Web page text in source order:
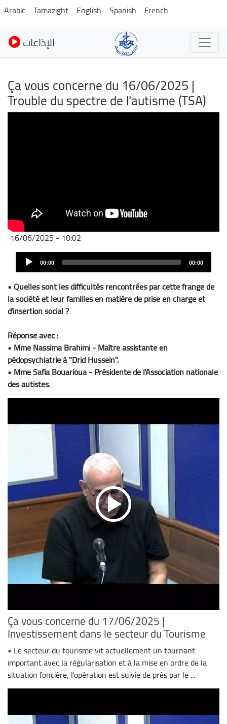
Skip
to
main
content
Arabic Tamazight English Spanish French
الإذاعات
Ça vous concerne du 16/06/2025 |
Trouble du spectre de l'autisme (TSA)
16/06/2025 - 10:02
Audio
Player 00:00 00:00
• Quelles sont les difficultés rencontrées par cette frange de
la société et leur familles en matière de prise en charge et
d'insertion social ?
Réponse avec :
• Mme Nassima Brahimi - Maître assistante en
pédopsychiatrie à "Drid Hussein".
• Mme Safia Bouarioua - Présidente de l'Association nationale
des autistes.
Ça vous concerne du 17/06/2025 |
Investissement dans le secteur du Tourisme
• Le secteur du tourisme vit actuellement un tournant
important avec la régularisation et à la mise en ordre de la
situation foncière, l'opération est suivie de près par le ...